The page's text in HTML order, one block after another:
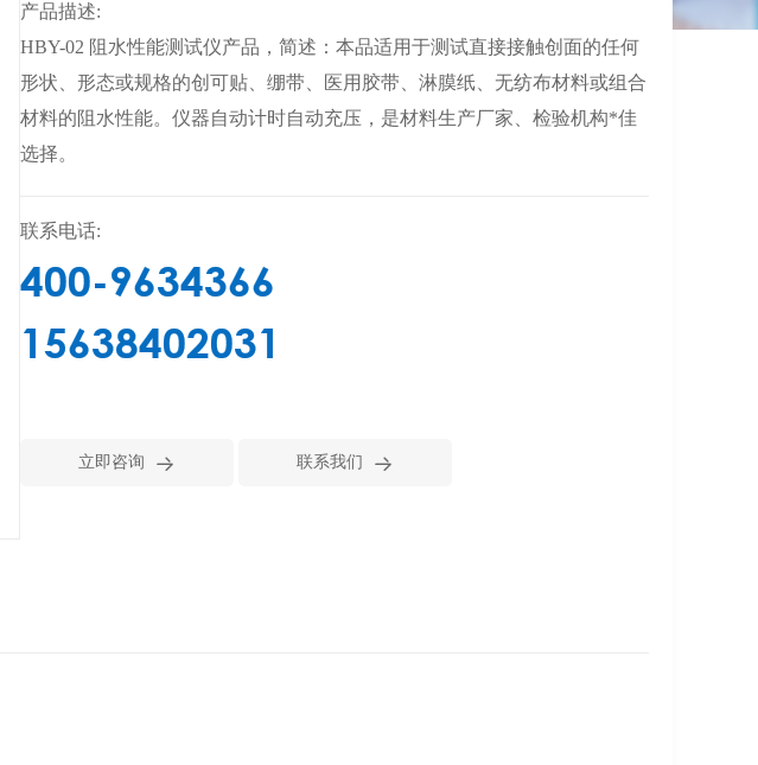
产品描述:
HBY-02 阻水性能测试仪产品，简述：本品适用于测试直接接触创面的任何
形状、形态或规格的创可贴、绷带、医用胶带、淋膜纸、无纺布材料或组合
材料的阻水性能。仪器自动计时自动充压，是材料生产厂家、检验机构*佳
选择。
联系电话:
400-9634366
15638402031
立即咨询  联系我们 